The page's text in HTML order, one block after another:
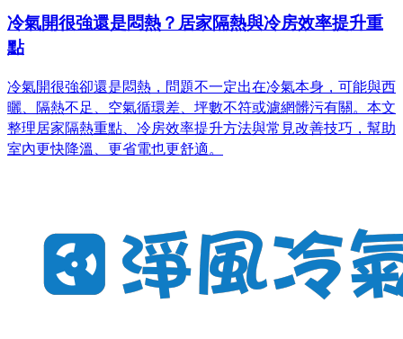
冷氣開很強還是悶熱？居家隔熱與冷房效率提升重
點
冷氣開很強卻還是悶熱，問題不一定出在冷氣本身，可能與西
曬、隔熱不足、空氣循環差、坪數不符或濾網髒污有關。本文
整理居家隔熱重點、冷房效率提升方法與常見改善技巧，幫助
室內更快降溫、更省電也更舒適。